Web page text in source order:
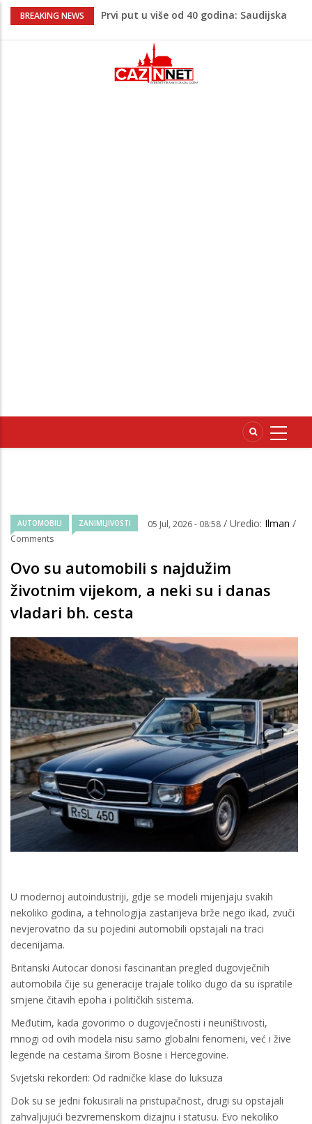
BREAKING NEWS
Prvi put u više od 40 godina: Saudijska
Zeljković se oglasio uoči početka nove
sezone Wwin lige
AUTOMOBILI ZANIMLJIVOSTI 05 Jul, 2026 - 08:58 / Uredio: Ilman /
Comments
Ovo su automobili s najdužim
životnim vijekom, a neki su i danas
vladari bh. cesta
U modernoj autoindustriji, gdje se modeli mijenjaju svakih
nekoliko godina, a tehnologija zastarijeva brže nego ikad, zvuči
nevjerovatno da su pojedini automobili opstajali na traci
decenijama.
Britanski Autocar donosi fascinantan pregled dugovječnih
automobila čije su generacije trajale toliko dugo da su ispratile
smjene čitavih epoha i političkih sistema.
Međutim, kada govorimo o dugovječnosti i neuništivosti,
mnogi od ovih modela nisu samo globalni fenomeni, već i žive
legende na cestama širom Bosne i Hercegovine.
Svjetski rekorderi: Od radničke klase do luksuza
Dok su se jedni fokusirali na pristupačnost, drugi su opstajali
zahvaljujući bezvremenskom dizajnu i statusu. Evo nekoliko